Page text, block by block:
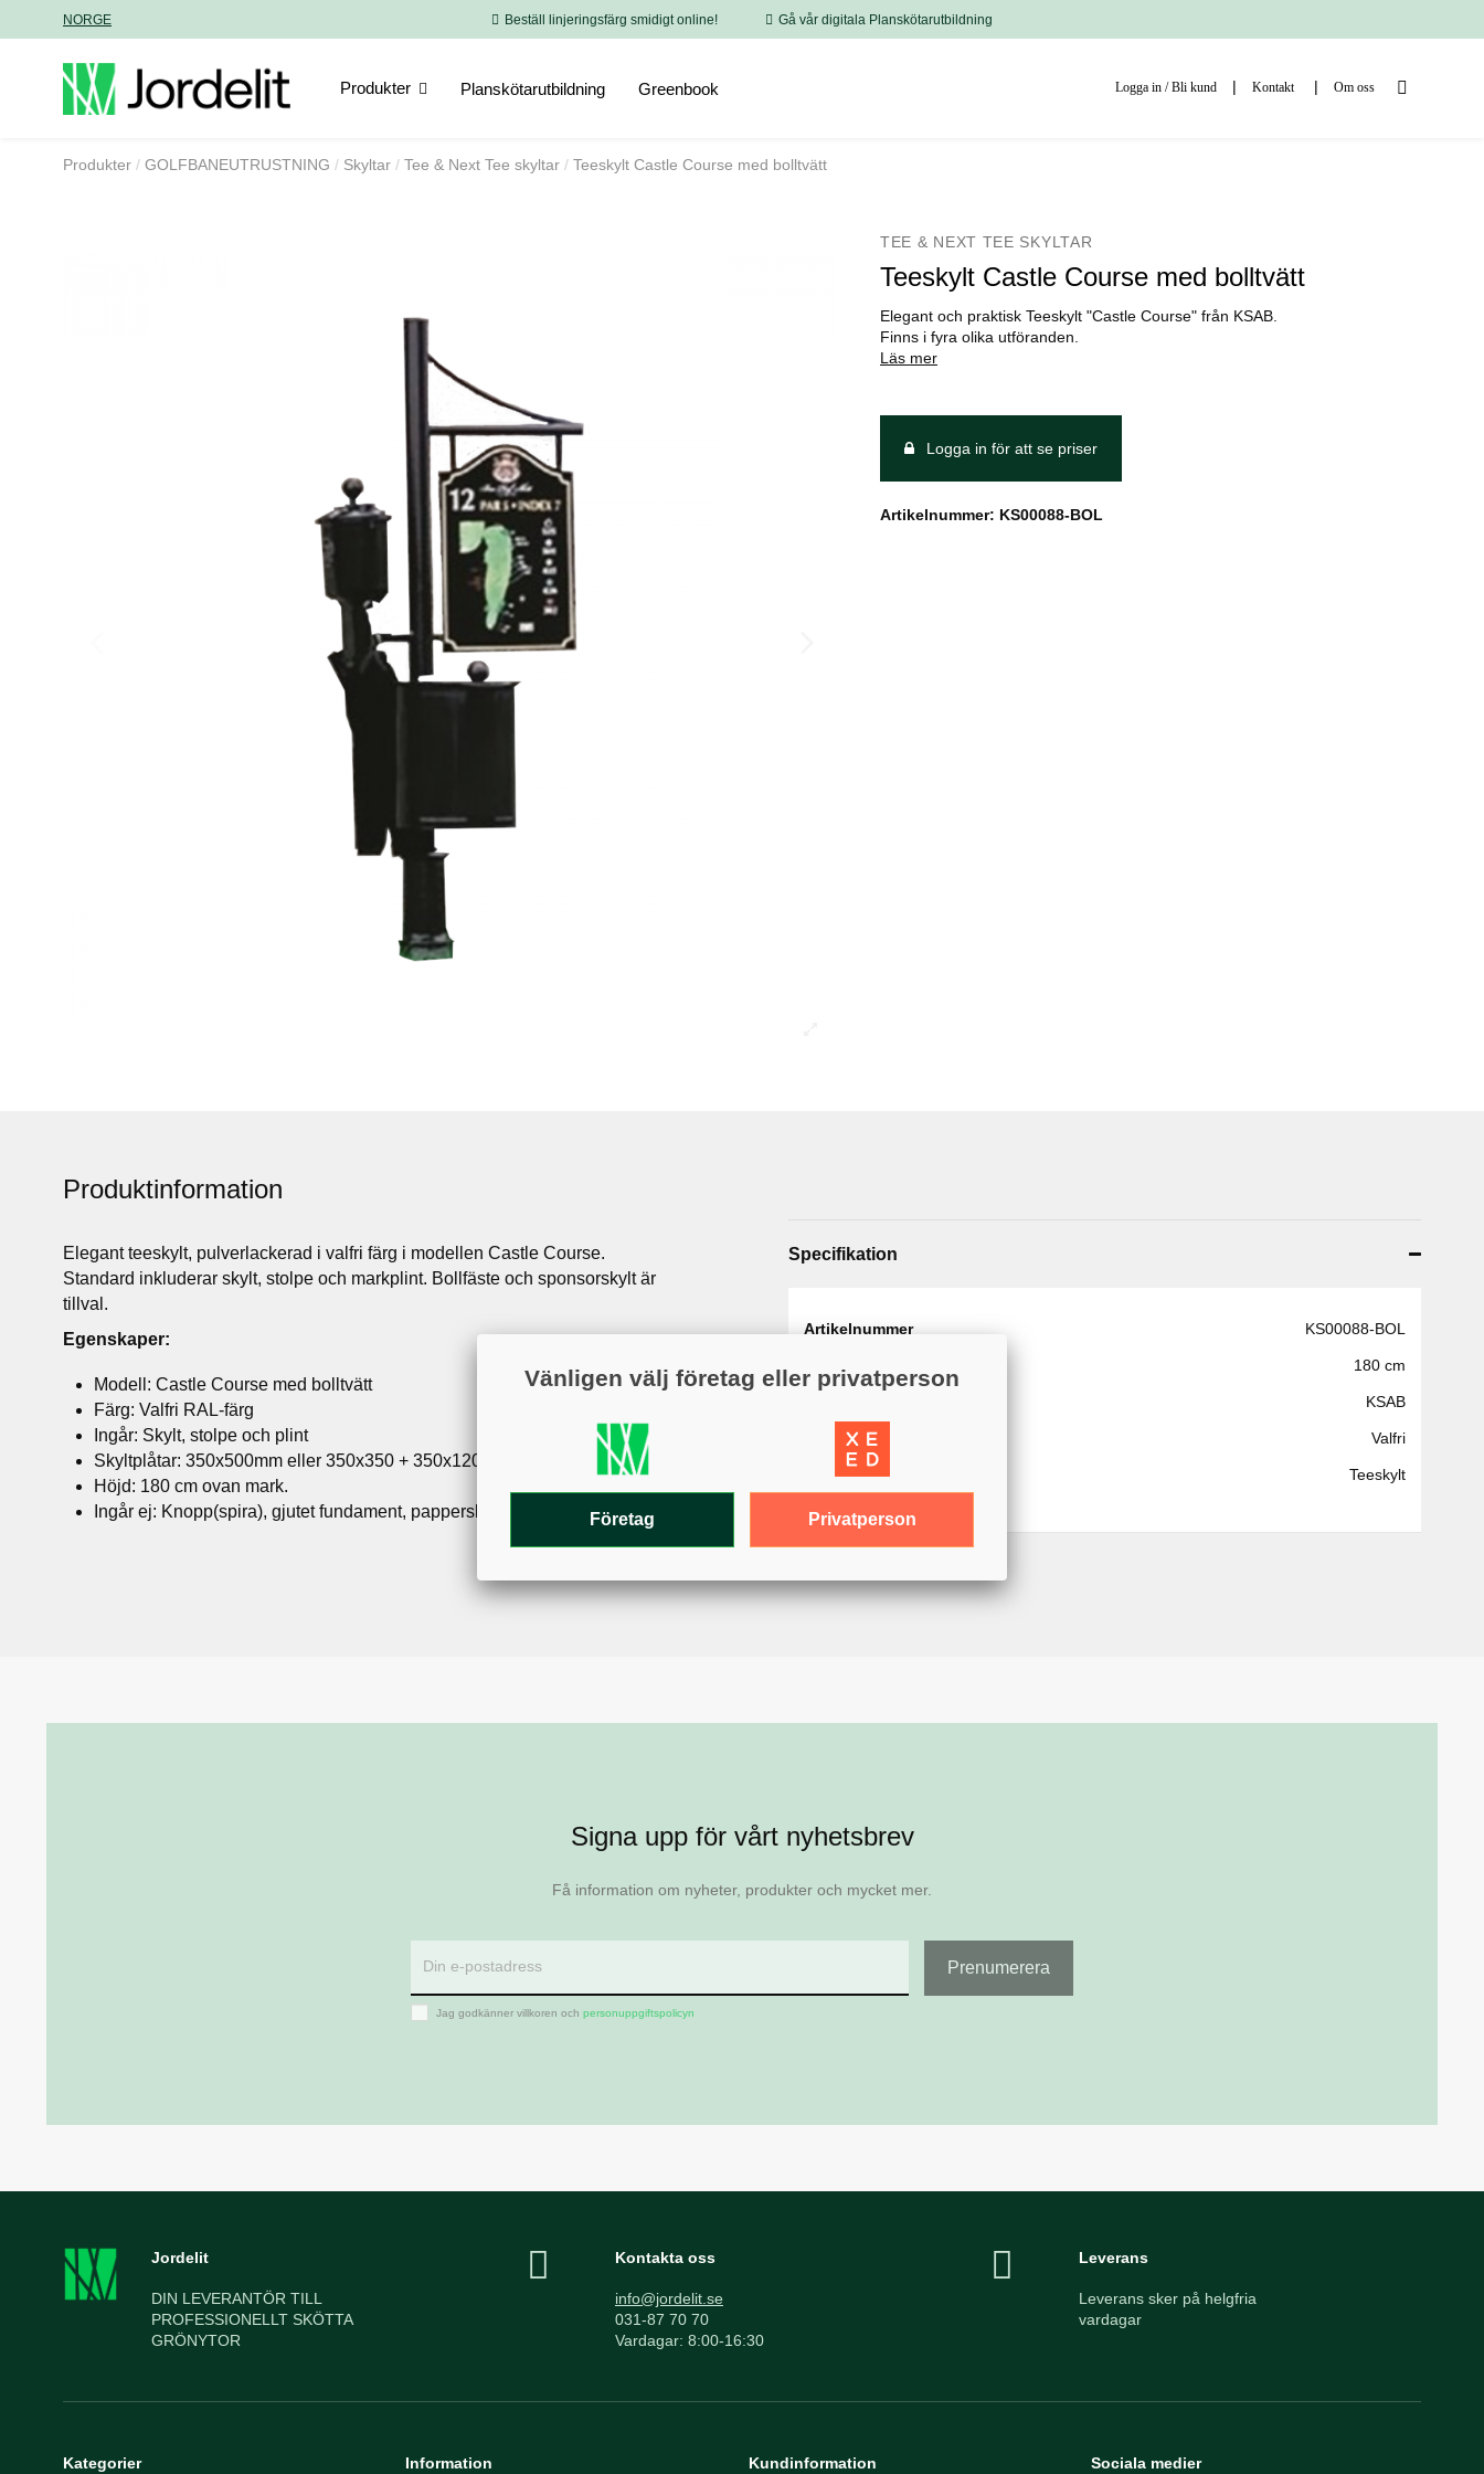
NORGE Beställ linjeringsfärg smidigt online! Gå vår digitala Planskötarutbildning
Produkter Planskötarutbildning Greenbook Logga in / Bli kund Kontakt Om oss
Produkter GOLFBANEUTRUSTNING Skyltar Tee & Next Tee skyltar Teeskylt Castle Course med bolltvätt
TEE & NEXT TEE SKYLTAR
Teeskylt Castle Course med bolltvätt
Elegant och praktisk Teeskylt "Castle Course" från KSAB.
Finns i fyra olika utföranden.
Läs mer
Logga in för att se priser
Artikelnummer: KS00088-BOL
Produktinformation
Elegant teeskylt, pulverlackerad i valfri färg i modellen Castle Course.
Standard inkluderar skylt, stolpe och markplint. Bollfäste och sponsorskylt är
tillval.
Egenskaper:
Modell: Castle Course med bolltvätt
Färg: Valfri RAL-färg
Ingår: Skylt, stolpe och plint
Skyltplåtar: 350x500mm eller 350x350 + 350x120mm (med sponsorskylt).
Höjd: 180 cm ovan mark.
Ingår ej: Knopp(spira), gjutet fundament, papperskorg och tryck.
Specifikation
Artikelnummer KS00088-BOL
180 cm
KSAB
Valfri
Variant Teeskylt
Signa upp för vårt nyhetsbrev
Få information om nyheter, produkter och mycket mer.
Jag godkänner villkoren och personuppgiftspolicyn
Jordelit
DIN LEVERANTÖR TILL
PROFESSIONELLT SKÖTTA
GRÖNYTOR
Kontakta oss
info@jordelit.se
031-87 70 70
Vardagar: 8:00-16:30
Leverans
Leverans sker på helgfria
vardagar
Kategorier Information Kundinformation Sociala medier
Vänligen välj företag eller privatperson
Företag Privatperson